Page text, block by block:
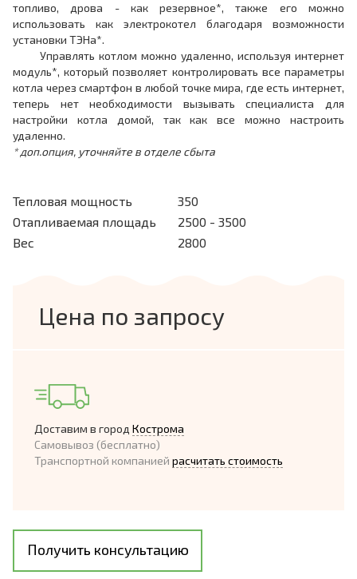
топливо, дрова - как резервное*, также его можно
использовать как электрокотел благодаря возможности
установки ТЭНа*.
Управлять котлом можно удаленно, используя интернет
модуль*, который позволяет контролировать все параметры
котла через смартфон в любой точке мира, где есть интернет,
теперь нет необходимости вызывать специалиста для
настройки котла домой, так как все можно настроить
удаленно.
* доп.опция, уточняйте в отделе сбыта
Тепловая мощность
350
Отапливаемая площадь
2500 - 3500
Вес
2800
Цена по запросу
Доставим в город Кострома
Самовывоз (бесплатно)
Транспортной компанией расчитать стоимость
Получить консультацию